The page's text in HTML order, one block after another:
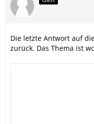
Die letzte Antwort auf
zurück. Das Thema ist